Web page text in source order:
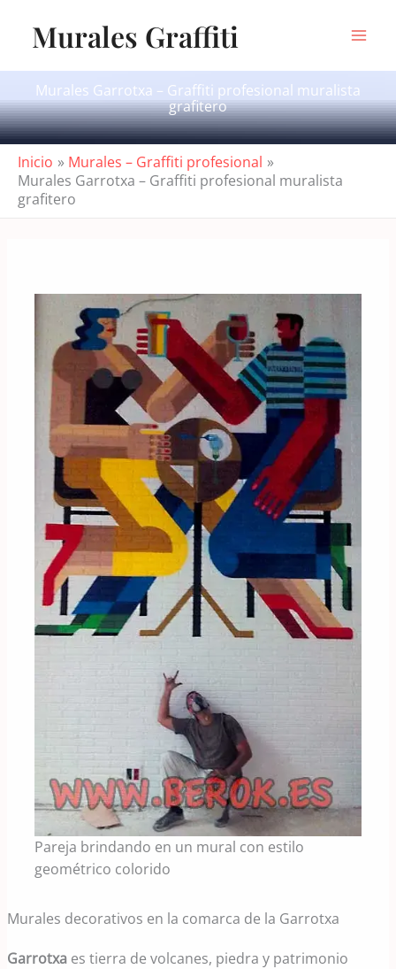
contenidoMurales Graffiti
Murales Garrotxa – Graffiti profesional muralista
grafitero
Inicio
Murales – Graffiti profesional
Murales Garrotxa – Graffiti profesional muralista
grafitero
Pareja brindando en un mural con estilo
geométrico colorido
Murales decorativos en la comarca de la Garrotxa
Garrotxa es tierra de volcanes, piedra y patrimonio